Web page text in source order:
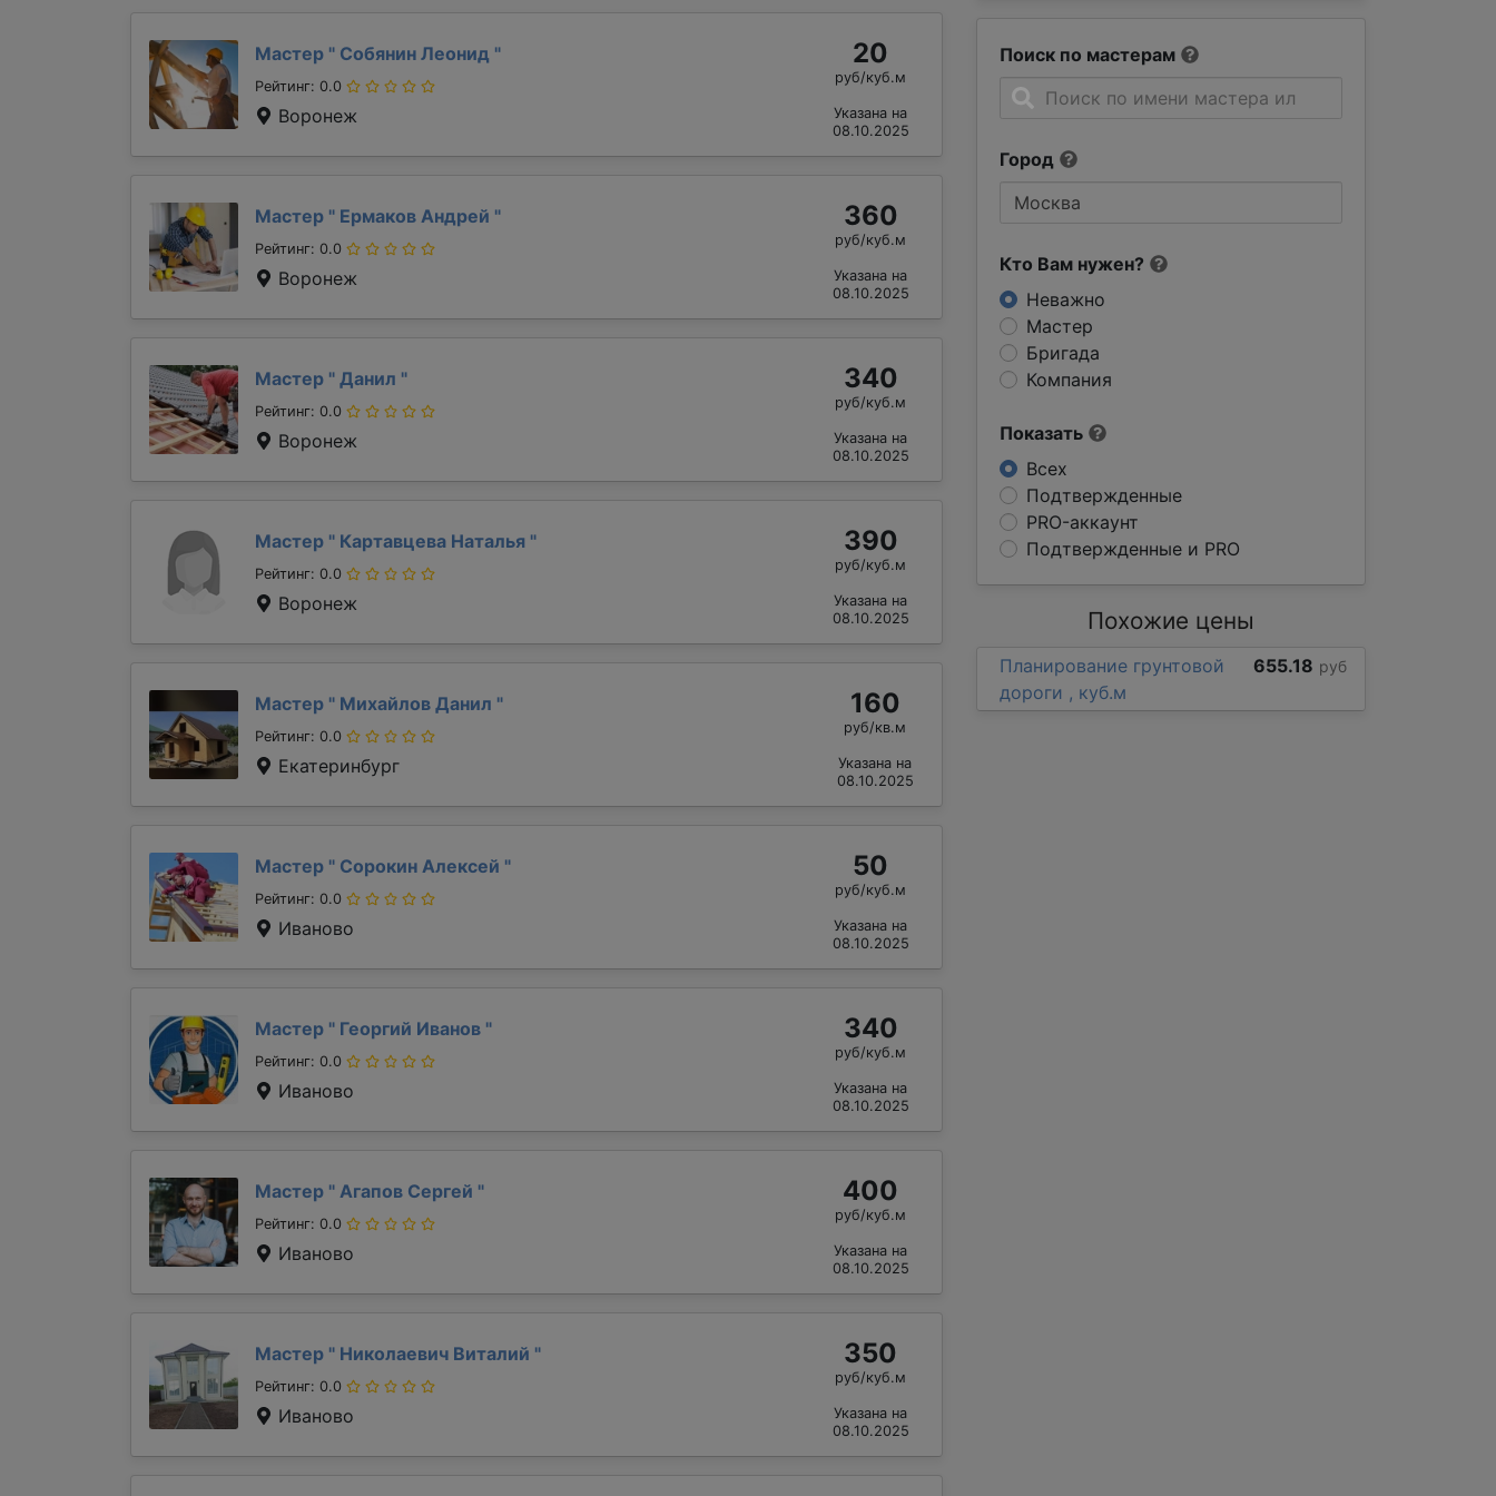
Поиск по мастерам
Город
Кто Вам нужен?
Неважно
Мастер
Бригада
Компания
Показать
Всех
Подтвержденные
PRO-аккаунт
Подтвержденные и PRO
Мастер " Собянин Леонид "
Рейтинг: 0.0
Воронеж
20
руб/куб.м
Указана на
08.10.2025
Мастер " Ермаков Андрей "
Рейтинг: 0.0
Воронеж
360
руб/куб.м
Указана на
08.10.2025
Мастер " Данил "
Рейтинг: 0.0
Воронеж
340
руб/куб.м
Указана на
08.10.2025
Мастер " Картавцева Наталья "
Рейтинг: 0.0
Воронеж
390
руб/куб.м
Указана на
08.10.2025
Мастер " Михайлов Данил "
Рейтинг: 0.0
Екатеринбург
160
руб/кв.м
Указана на
08.10.2025
Мастер " Сорокин Алексей "
Рейтинг: 0.0
Иваново
50
руб/куб.м
Указана на
08.10.2025
Мастер " Георгий Иванов "
Рейтинг: 0.0
Иваново
340
руб/куб.м
Указана на
08.10.2025
Мастер " Агапов Сергей "
Рейтинг: 0.0
Иваново
400
руб/куб.м
Указана на
08.10.2025
Мастер " Николаевич Виталий "
Рейтинг: 0.0
Иваново
350
руб/куб.м
Указана на
08.10.2025
Похожие цены
Планирование грунтовой
дороги , куб.м
655.18 руб